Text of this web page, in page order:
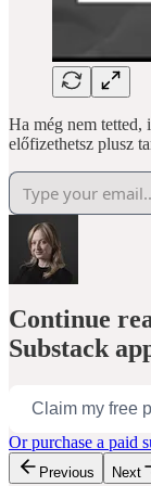
Ha még nem tetted,
előfizethetsz plusz
Continue
Substack
Claim my free
Or purchase a paid
Previous Next